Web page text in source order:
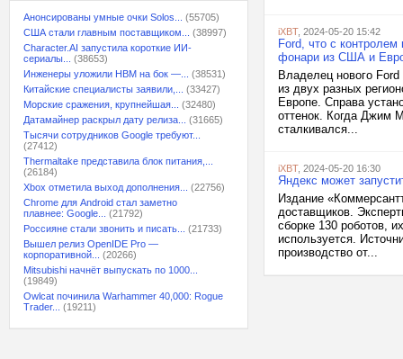
Анонсированы умные очки Solos...
(55705)
США стали главным поставщиком...
(38997)
Character.AI запустила короткие ИИ-
сериалы...
(38653)
Инженеры уложили HBM на бок —...
(38531)
Китайские специалисты заявили,...
(33427)
Морские сражения, крупнейшая...
(32480)
Датамайнер раскрыл дату релиза...
(31665)
Тысячи сотрудников Google требуют...
(27412)
Thermaltake представила блок питания,...
(26184)
Xbox отметила выход дополнения...
(22756)
Chrome для Android стал заметно
плавнее: Google...
(21792)
Россияне стали звонить и писать...
(21733)
Вышел релиз OpenIDE Pro —
корпоративной...
(20266)
Mitsubishi начнёт выпускать по 1000...
(19849)
Owlcat починила Warhammer 40,000: Rogue
Trader...
(19211)
iXBT, 2024-05-20 15:42
Ford, что с
фонари из США и
Владелец нового
из двух разных
Европе. Справа
оттенок. Когда Джим
сталкивался...
iXBT, 2024-05-20 16:30
Яндекс может
Издание
доставщиков.
сборке 130 роботов,
используется.
производство от...